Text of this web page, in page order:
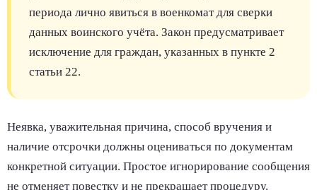
периода лично явиться в военкомат для сверки
данных воинского учёта. Закон предусматривает
исключение для граждан, указанных в пункте 2
статьи 22.
Неявка, уважительная причина, способ вручения и
наличие отсрочки должны оцениваться по документам
конкретной ситуации. Простое игнорирование сообщения
не отменяет повестку и не прекращает процедуру.